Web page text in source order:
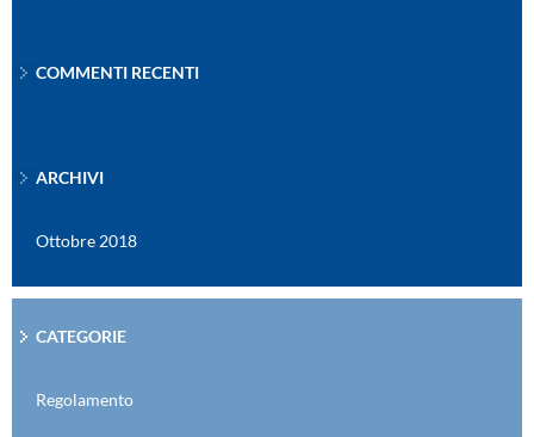
COMMENTI RECENTI
ARCHIVI
Ottobre 2018
CATEGORIE
Regolamento